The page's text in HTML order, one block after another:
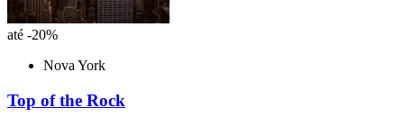
até -20%
Nova York
Top of the Rock